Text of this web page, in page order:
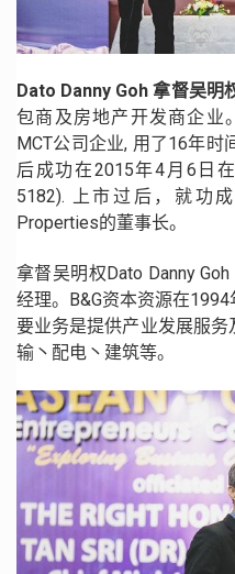
Dato Danny Goh 拿督吴明
包商及房地产开发商企业
MCT公司企业, 用了16年时
后成功在2015年4月6日
5182). 上市过后，就功
Properties的董事长。
拿督吴明权Dato Danny
经理。B&G资本资源在
要业务是提供产业发展服
输丶配电丶建筑等。